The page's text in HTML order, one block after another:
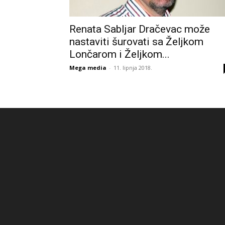
Renata Sabljar Dračevac može
nastaviti šurovati sa Željkom
Lončarom i Željkom...
Mega media - 11. lipnja 2018.